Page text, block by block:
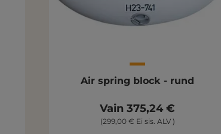
Air spring block - rund
Vain 375,24 €
(299,00 € Ei sis. ALV )